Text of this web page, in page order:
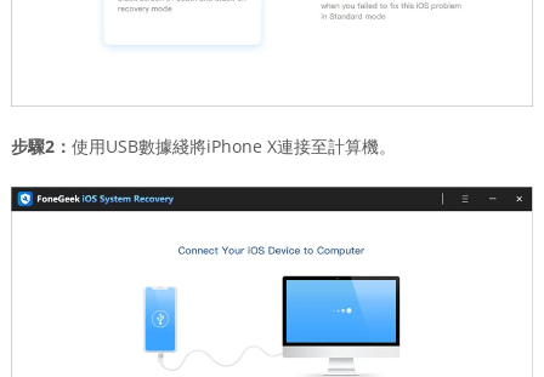
步驟2： 使用USB數據綫將iPhone X連接至計算機。